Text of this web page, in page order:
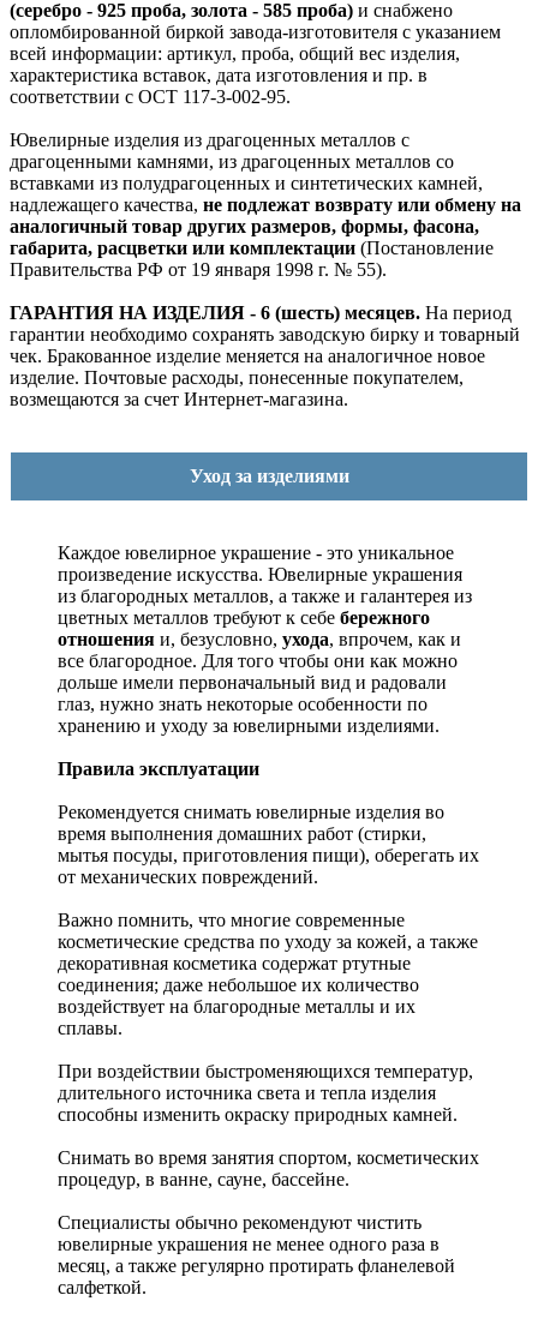
(серебро - 925 проба, золота - 585 проба) и снабжено
опломбированной биркой завода-изготовителя с указанием
всей информации: артикул, проба, общий вес изделия,
характеристика вставок, дата изготовления и пр. в
соответствии с ОСТ 117-3-002-95.
Ювелирные изделия из драгоценных металлов с
драгоценными камнями, из драгоценных металлов со
вставками из полудрагоценных и синтетических камней,
надлежащего качества, не подлежат возврату или обмену на
аналогичный товар других размеров, формы, фасона,
габарита, расцветки или комплектации (Постановление
Правительства РФ от 19 января 1998 г. № 55).
ГАРАНТИЯ НА ИЗДЕЛИЯ - 6 (шесть) месяцев. На период
гарантии необходимо сохранять заводскую бирку и товарный
чек. Бракованное изделие меняется на аналогичное новое
изделие. Почтовые расходы, понесенные покупателем,
возмещаются за счет Интернет-магазина.
Уход за изделиями
Каждое ювелирное украшение - это уникальное
произведение искусства. Ювелирные украшения
из благородных металлов, а также и галантерея из
цветных металлов требуют к себе бережного
отношения и, безусловно, ухода, впрочем, как и
все благородное. Для того чтобы они как можно
дольше имели первоначальный вид и радовали
глаз, нужно знать некоторые особенности по
хранению и уходу за ювелирными изделиями.
Правила эксплуатации
Рекомендуется снимать ювелирные изделия во
время выполнения домашних работ (стирки,
мытья посуды, приготовления пищи), оберегать их
от механических повреждений.
Важно помнить, что многие современные
косметические средства по уходу за кожей, а также
декоративная косметика содержат ртутные
соединения; даже небольшое их количество
воздействует на благородные металлы и их
сплавы.
При воздействии быстроменяющихся температур,
длительного источника света и тепла изделия
способны изменить окраску природных камней.
Снимать во время занятия спортом, косметических
процедур, в ванне, сауне, бассейне.
Специалисты обычно рекомендуют чистить
ювелирные украшения не менее одного раза в
месяц, а также регулярно протирать фланелевой
салфеткой.